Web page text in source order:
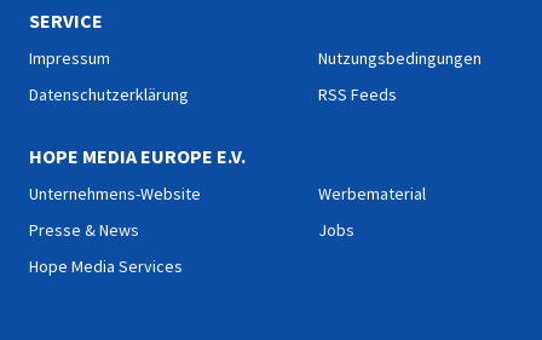
SERVICE
Impressum
Datenschutzerklärung
Nutzungsbedingungen
RSS Feeds
HOPE MEDIA EUROPE E.V.
Unternehmens-Website
Presse & News
Hope Media Services
Werbematerial
Jobs